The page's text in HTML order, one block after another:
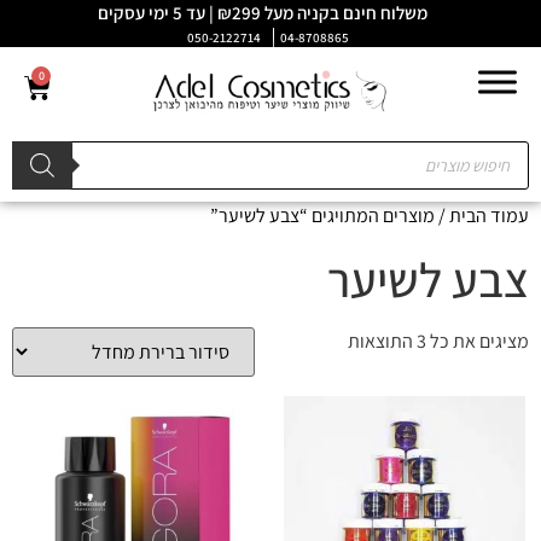
משלוח חינם בקניה מעל ₪299 | עד 5 ימי עסקים
04-8708865
050-2122714
0
עמוד הבית/ מוצרים המתויגים “צבע לשיער”
צבע לשיער
מציגים את כל ⁦3⁩ התוצאות